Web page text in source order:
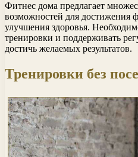
Фитнес дома предлагает
возможностей для достижения
улучшения здоровья.
тренировки и поддерживать
достичь желаемых результатов.
Тренировки без